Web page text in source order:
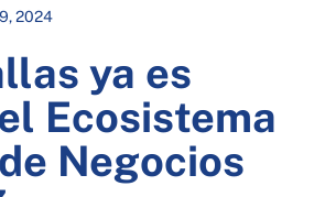
2024
ya es
Ecosistema
Negocios